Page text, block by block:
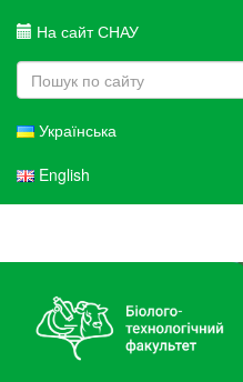
На сайт СНАУ
Українська
English